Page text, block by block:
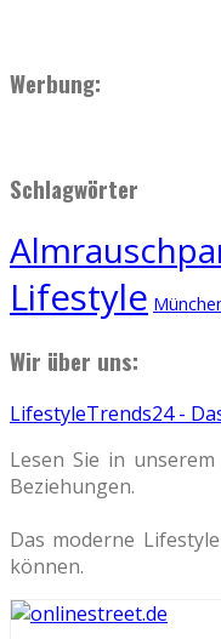
Werbung:
Schlagwörter
Lifestyle
Wir über uns:
LifestyleTrends24 -
Lesen Sie in
Beziehungen.
Das moderne
können.